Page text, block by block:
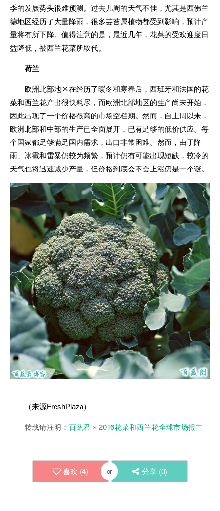
季的发展势头很难预测。过去几周的天气不佳，尤其是西佛兰
德地区经历了大量降雨，很多芸苔属植物都受到影响，预计产
量将有所下降。值得注意的是，最近几年，花菜的受欢迎度日
益降低，被西兰花菜所取代。
荷兰
欧洲北部地区在经历了暖冬和寒春后，西班牙和法国的花
菜和西兰花产出很快耗尽，而欧洲北部地区的生产尚未开始，
因此出现了一个价格很高的市场空档期。然而，自上周以来，
欧洲北部和中部的生产已全面展开，已有足够的低价供应。每
个国家都足够满足国内需求，出口非常困难。然而，由于降
雨、冰雹和雷暴仍较为频繁，预计仍有可能出现短缺，较冷的
天气也将迅速减少产量，但价格到底会不会上涨仍是一个谜。
（来源FreshPlaza）
转载请注明： 百蔬君 » 2016花菜和西兰花全球市场报告
喜欢 (4) or 分享 (0)